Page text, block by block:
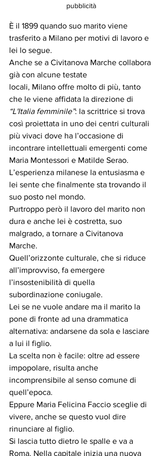
pubblicità
È il 1899 quando suo marito viene
trasferito a Milano per motivi di lavoro e
lei lo segue.
Anche se a Civitanova Marche collabora
già con alcune testate
locali, Milano offre molto di più, tanto
che le viene affidata la direzione di
“L'Italia femminile”: la scrittrice si trova
così proiettata in uno dei centri culturali
più vivaci dove ha l’occasione di
incontrare intellettuali emergenti come
Maria Montessori e Matilde Serao.
L’esperienza milanese la entusiasma e
lei sente che finalmente sta trovando il
suo posto nel mondo.
Purtroppo però il lavoro del marito non
dura e anche lei è costretta, suo
malgrado, a tornare a Civitanova
Marche.
Quell’orizzonte culturale, che si riduce
all’improvviso, fa emergere
l’insostenibilità di quella
subordinazione coniugale.
Lei se ne vuole andare ma il marito la
pone di fronte ad una drammatica
alternativa: andarsene da sola e lasciare
a lui il figlio.
La scelta non è facile: oltre ad essere
impopolare, risulta anche
incomprensibile al senso comune di
quell’epoca.
Eppure Maria Felicina Faccio sceglie di
vivere, anche se questo vuol dire
rinunciare al figlio.
Si lascia tutto dietro le spalle e va a
Roma. Nella capitale inizia una nuova